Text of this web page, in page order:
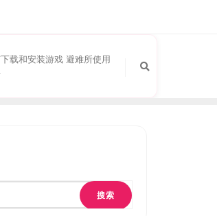
载和安装游戏 避难所使用
搜索